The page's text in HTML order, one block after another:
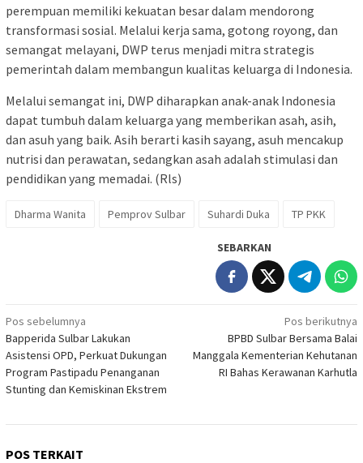
perempuan memiliki kekuatan besar dalam mendorong
transformasi sosial. Melalui kerja sama, gotong royong, dan
semangat melayani, DWP terus menjadi mitra strategis
pemerintah dalam membangun kualitas keluarga di Indonesia.
Melalui semangat ini, DWP diharapkan anak-anak Indonesia
dapat tumbuh dalam keluarga yang memberikan asah, asih,
dan asuh yang baik. Asih berarti kasih sayang, asuh mencakup
nutrisi dan perawatan, sedangkan asah adalah stimulasi dan
pendidikan yang memadai. (Rls)
Dharma Wanita Pemprov Sulbar Suhardi Duka TP PKK
SEBARKAN
Navigasi
pos
Pos sebelumnya
Bapperida Sulbar Lakukan
Asistensi OPD, Perkuat Dukungan
Program Pastipadu Penanganan
Stunting dan Kemiskinan Ekstrem
Pos berikutnya
BPBD Sulbar Bersama Balai
Manggala Kementerian Kehutanan
RI Bahas Kerawanan Karhutla
POS TERKAIT